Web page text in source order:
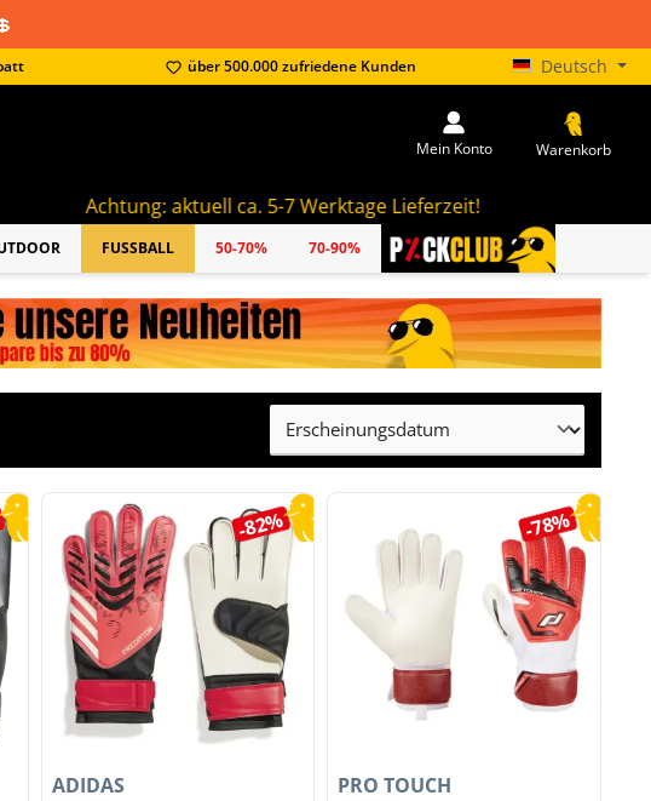
über 500.000 zufriedene Kunden Deutsch
aktuell ca. 5-7 Werktage Lieferzeit!
Mein Konto Warenkorb
FUSSBALL 50-70% 70-90% PICKCLUB
-82%
ADIDAS
-78%
PRO TOUCH